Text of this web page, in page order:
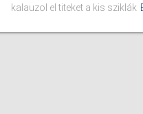
kalauzol el titeket a kis sziklák